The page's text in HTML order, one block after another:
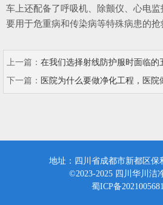
车上还配备了呼吸机、除颤仪、心电
要用于危重病和传染病等特殊病患的抢
上一篇： 在我们选择射线防护服时面临的
下一篇： 医院为什么要做净化工程，医院
地址：四川省成都市新都区保
©2023-2025 四川华川洁
蜀ICP备